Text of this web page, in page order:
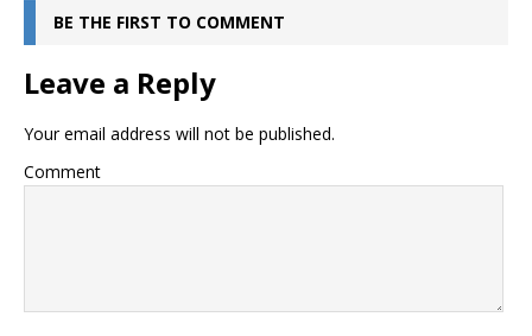
BE THE FIRST TO COMMENT
Leave a Reply
Your email address will not be published.
Comment